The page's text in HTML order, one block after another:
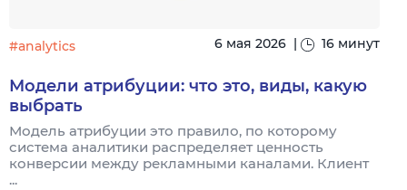
#analytics 6 мая 2026 | 16 минут
Модели атрибуции: что это, виды, какую
выбрать
Модель атрибуции это правило, по которому
система аналитики распределяет ценность
конверсии между рекламными каналами. Клиент
...